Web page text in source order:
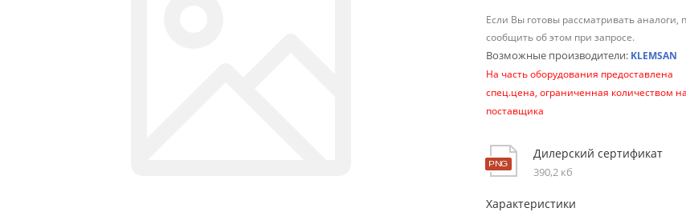
Если Вы готовы рассматривать аналоги,
сообщить об этом при запросе.
Возможные производители: KLEMSAN
На часть оборудования предоставлена
спец.цена, ограниченная количеством
поставщика
Дилерский сертификат
390,2 кб
Характеристики